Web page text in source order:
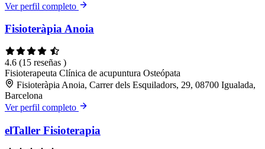
Ver perfil completo
Fisioteràpia Anoia
4.6 (15 reseñas )
Fisioterapeuta Clínica de acupuntura Osteópata
Fisioteràpia Anoia, Carrer dels Esquiladors, 29, 08700 Igualada,
Barcelona
Ver perfil completo
elTaller Fisioterapia